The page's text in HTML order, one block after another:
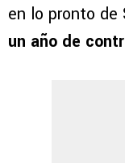
en lo pronto de
un año de